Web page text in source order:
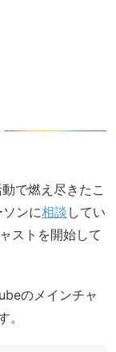
で燃え尽きたこ
ンに相談 してい
ストを開始して
のメインチャ
。